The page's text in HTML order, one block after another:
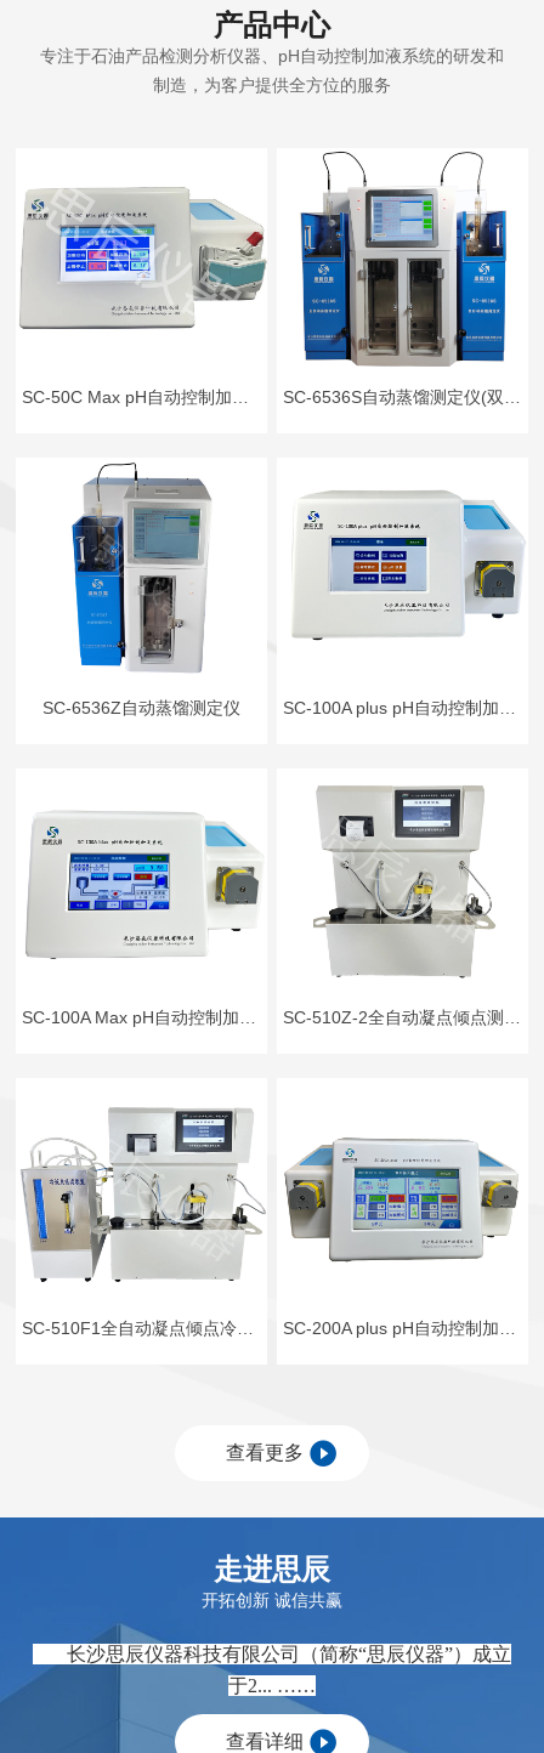
产品中心
专注于石油产品检测分析仪器、pH自动控制加液系统的研发和
制造，为客户提供全方位的服务
SC-50C Max pH自动控制加液系统 （微量级、单泵双通道） SC-6536S自动蒸馏测定仪(双管)
SC-6536Z自动蒸馏测定仪
SC-100A Max pH自动控制加液系统 SC-510Z-2全自动凝点倾点测定仪（金属浴）
查看更多
走进思辰
开拓创新 诚信共赢
长沙思辰仪器科技有限公司（简称“思辰仪器”）
成立
于2... ……
查看详细